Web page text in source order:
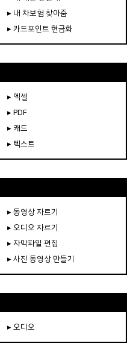
▸ 내 차보험 찾아줌
▸ 카드포인트 현금화
▸ 엑셀
▸ PDF
▸ 캐드
▸ 텍스트
▸ 동영상 자르기
▸ 오디오 자르기
▸ 자막파일 편집
▸ 사진 동영상 만들기
▸ 오디오